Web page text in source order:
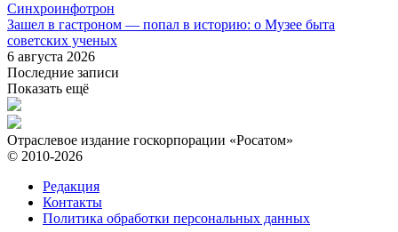
Синхроинфотрон
Зашел в гастроном — попал в историю: о Музее быта
советских ученых
6 августа 2026
Последние записи
Показать ещё
Отраслевое издание госкорпорации «Росатом»
© 2010-2026
Редакция
Контакты
Политика обработки персональных данных